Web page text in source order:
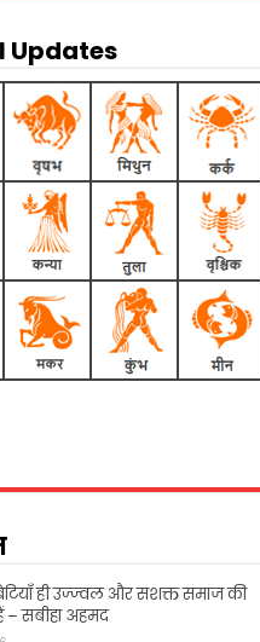
Updates
ही उज्ज्वल और सशक्त समाज की
– सबीहा अहमद